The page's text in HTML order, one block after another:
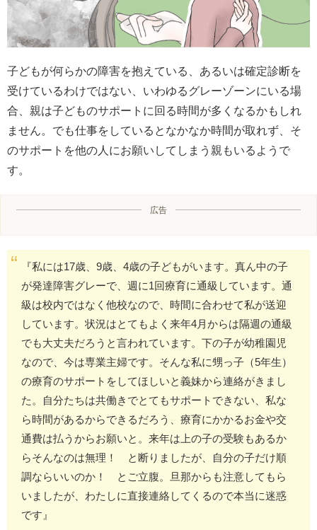
子どもが何らかの障害を抱えている、あるいは確定診断を
受けているわけではない、いわゆるグレーゾーンにいる場
合、親は子どものサポートに回る時間が多くなるかもしれ
ません。でも仕事をしているとなかなか時間が取れず、そ
のサポートを他の人にお願いしてしまう親もいるようで
す。
広告
『私には17歳、9歳、4歳の子どもがいます。真ん中の子
が発達障害グレーで、週に1回療育に通級しています。通
級は校内ではなく他校なので、時間に合わせて私が送迎
しています。状況はとてもよく来年4月からは隔週の通級
でも大丈夫だろうと言われています。下の子が幼稚園児
なので、今は専業主婦です。そんな私に甥っ子（5年生）
の療育のサポートをしてほしいと義妹から連絡がきまし
た。自分たちは共働きでとてもサポートできない、私な
ら時間があるからできるだろう、療育にかかるお金や交
通費は払うからお願いと。来年は上の子の受験もあるか
らそんなのは無理！ と断りましたが、自分の子だけ順
調ならいいのか！ とご立腹。旦那からも注意してもら
いましたが、わたしに直接連絡してくるので本当に迷惑
です』